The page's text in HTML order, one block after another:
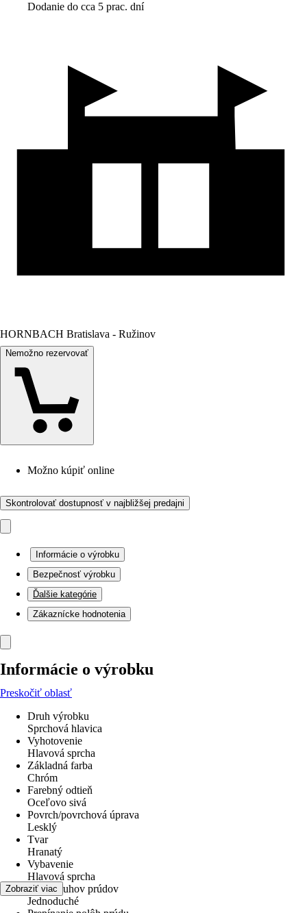
Dodanie do cca 5 prac. dní
HORNBACH Bratislava - Ružinov
Nemožno rezervovať
Možno kúpiť online
Skontrolovať dostupnosť v najbližšej predajni
Informácie o výrobku
Bezpečnosť výrobku
Ďalšie kategórie
Zákaznícke hodnotenia
Informácie o výrobku
Preskočiť oblasť
Druh výrobku
Sprchová hlavica
Vyhotovenie
Hlavová sprcha
Základná farba
Chróm
Farebný odtieň
Oceľovo sivá
Povrch/povrchová úprava
Lesklý
Tvar
Hranatý
Vybavenie
Hlavová sprcha
Počet druhov prúdov
Jednoduché
Zobraziť viac